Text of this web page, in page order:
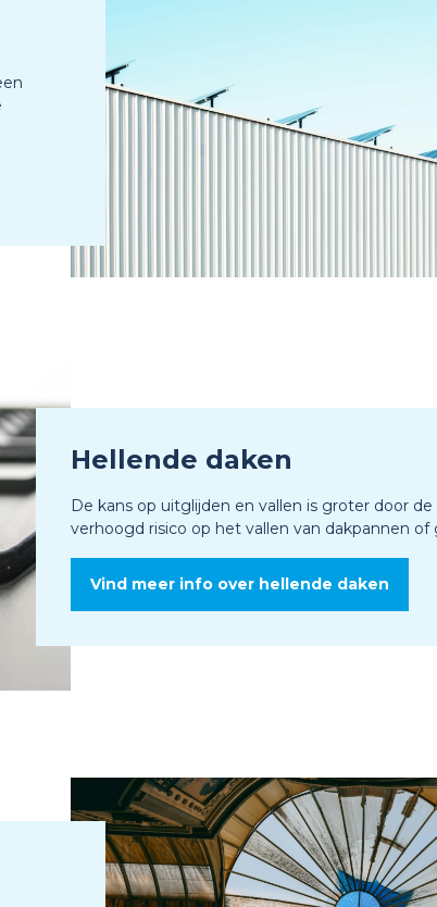
Hellende daken
De kans op uitglijden en vallen is groter door de
verhoogd risico op het vallen van dakpannen of
Vind meer info over hellende daken